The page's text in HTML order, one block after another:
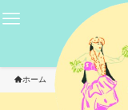
ホーム ニュース